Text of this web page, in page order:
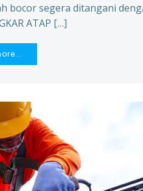
bocor segera ditangani
ATAP […]